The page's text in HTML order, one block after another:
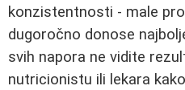
konzistentnosti - male
dugoročno donose
svih napora ne vidite
nutricionistu ili lekara